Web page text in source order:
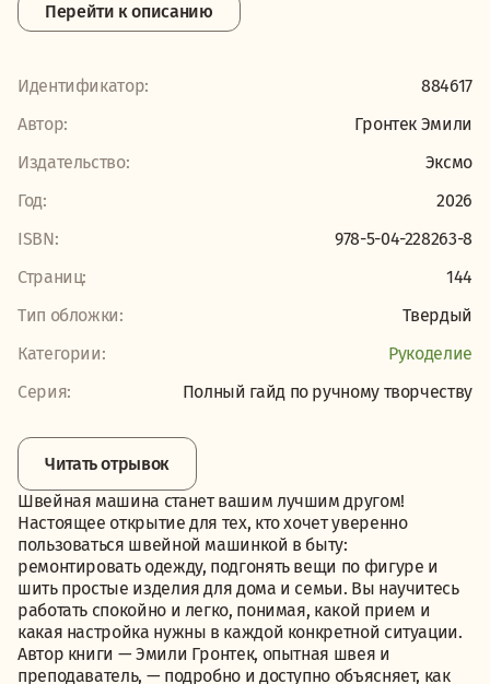
Перейти к описанию
Идентификатор:
884617
Автор:
Гронтек Эмили
Издательство:
Эксмо
Год:
2026
ISBN:
978-5-04-228263-8
Страниц:
144
Тип обложки:
Твердый
Категории:
Рукоделие
Серия:
Полный гайд по ручному творчеству
Читать отрывок
Швейная машина станет вашим лучшим другом!
Настоящее открытие для тех, кто хочет уверенно
пользоваться швейной машинкой в быту:
ремонтировать одежду, подгонять вещи по фигуре и
шить простые изделия для дома и семьи. Вы научитесь
работать спокойно и легко, понимая, какой прием и
какая настройка нужны в каждой конкретной ситуации.
Автор книги — Эмили Гронтек, опытная швея и
преподаватель, — подробно и доступно объясняет, как